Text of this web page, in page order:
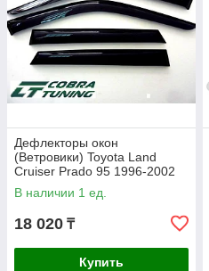
Дефлекторы окон
(Ветровики) Toyota Land
Cruiser Prado 95 1996-2002
EuroStandart
В наличии 1 ед.
18 020 ₸
Купить